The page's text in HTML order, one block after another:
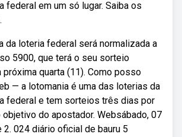
federal em um só lugar. Saiba os
da loteria federal será normalizada a
5900, que terá o seu sorteio
próxima quarta (11). Como posso
— a lotomania é uma das loterias da
federal e tem sorteios três dias por
objetivo do apostador. Websábado, 07
024 diário oficial de bauru 5